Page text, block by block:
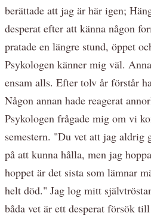
berättade att jag är här igen;
desperat efter att känna någon
pratade en längre stund, öppet
Psykologen känner mig väl.
ensam alls. Efter tolv år förstår
Någon annan hade reagerat
Psykologen frågade mig om vi
semestern. "Du vet att jag aldrig
på att kunna hålla, men jag
hoppet är det sista som lämnar
helt död." Jag log mitt
båda vet är ett desperat försök